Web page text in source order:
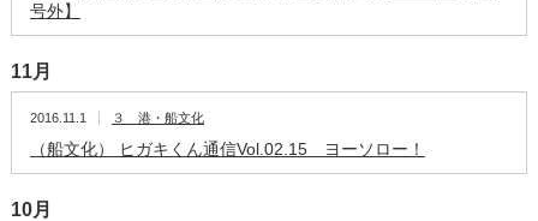
号外】
11月
2016.11.1 ３ 港・船文化
（船文化） ヒガキくん通信Vol.02.15 ヨーソロー！
10月